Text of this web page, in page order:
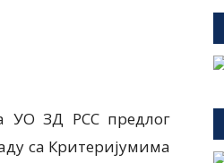
УО ЗД РСС предлог
са Критеријумима